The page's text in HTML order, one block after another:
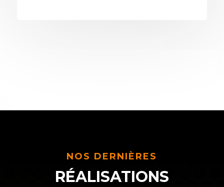
NOS DERNIÈRES
RÉALISATIONS